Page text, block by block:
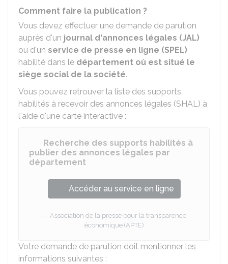
Comment faire la publication ?
Vous devez effectuer une demande de parution
auprès d'un journal d'annonces légales (JAL)
ou d'un service de presse en ligne (SPEL)
habilité dans le département où est situé le
siège social de la société.
Vous pouvez retrouver la liste des supports
habilités à recevoir des annonces légales (SHAL) à
l'aide d'une carte interactive :
Recherche des supports habilités à
publier des annonces légales par
département
Accéder au service en ligne
Association de la presse pour la transparence
économique (APTE)
Votre demande de parution doit mentionner les
informations suivantes :